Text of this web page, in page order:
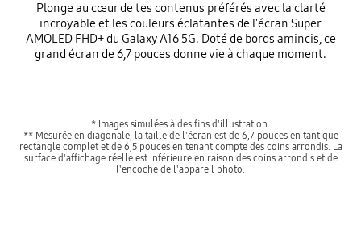
Plonge au cœur de tes contenus préférés avec la clarté
incroyable et les couleurs éclatantes de l'écran Super
AMOLED FHD+ du Galaxy A16 5G. Doté de bords amincis, ce
grand écran de 6,7 pouces donne vie à chaque moment.
* Images simulées à des fins d'illustration.
** Mesurée en diagonale, la taille de l'écran est de 6,7 pouces en tant que
rectangle complet et de 6,5 pouces en tenant compte des coins arrondis. La
surface d'affichage réelle est inférieure en raison des coins arrondis et de
l'encoche de l'appareil photo.